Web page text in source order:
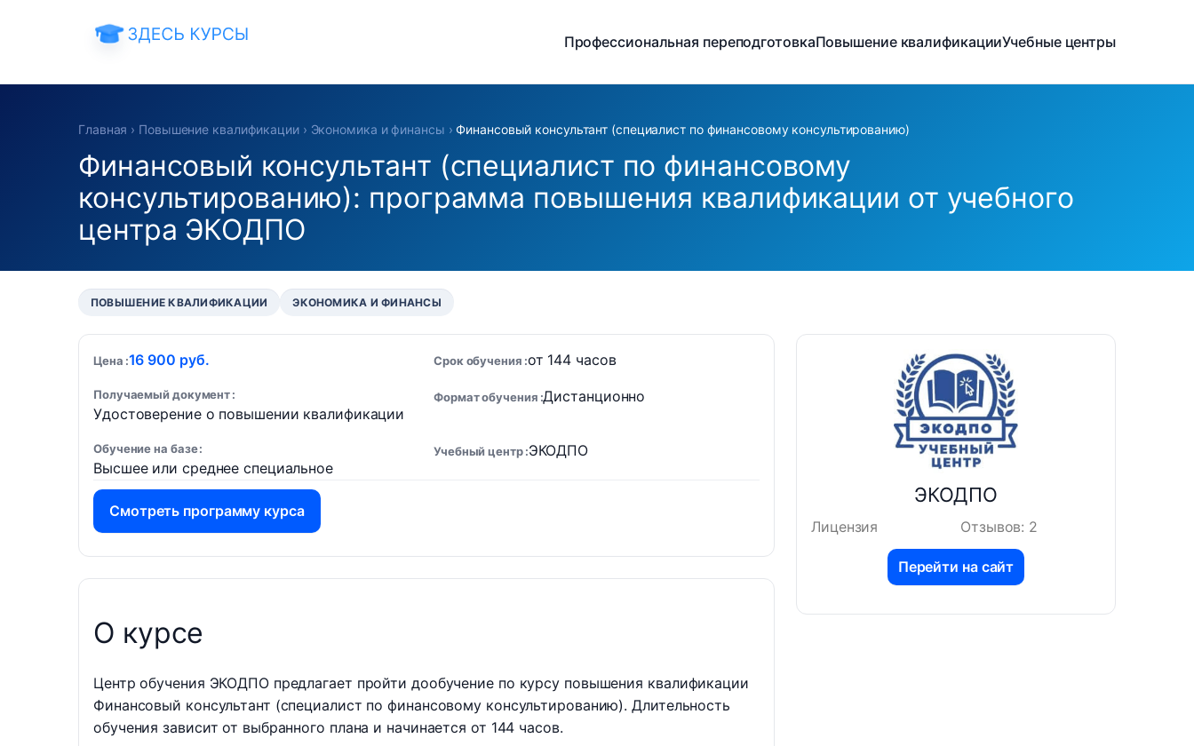
Профессиональная переподготовкаПовышение квалификацииУчебные центры
Главная › Повышение квалификации› Экономика и финансы › Финансовый консультант (специалист по финансовому консультированию)
Финансовый консультант (специалист по финансовому
консультированию): программа повышения квалификации от учебного
центра ЭКОДПО
ПОВЫШЕНИЕ КВАЛИФИКАЦИИ ЭКОНОМИКА И ФИНАНСЫ
Цена 16 900 руб. Срок обучения от 144 часов
Получаемый документ
Удостоверение о повышении квалификации
Формат обучения Дистанционно
Обучение на базе
Высшее или среднее специальное
Учебный центр ЭКОДПО
Смотреть программу курса
О курсе
Центр обучения ЭКОДПО предлагает пройти дообучение по курсу повышения квалификации
Финансовый консультант (специалист по финансовому консультированию). Длительность
обучения зависит от выбранного плана и начинается от 144 часов.
ЭКОДПО
Лицензия Отзывов: 2
Перейти на сайт